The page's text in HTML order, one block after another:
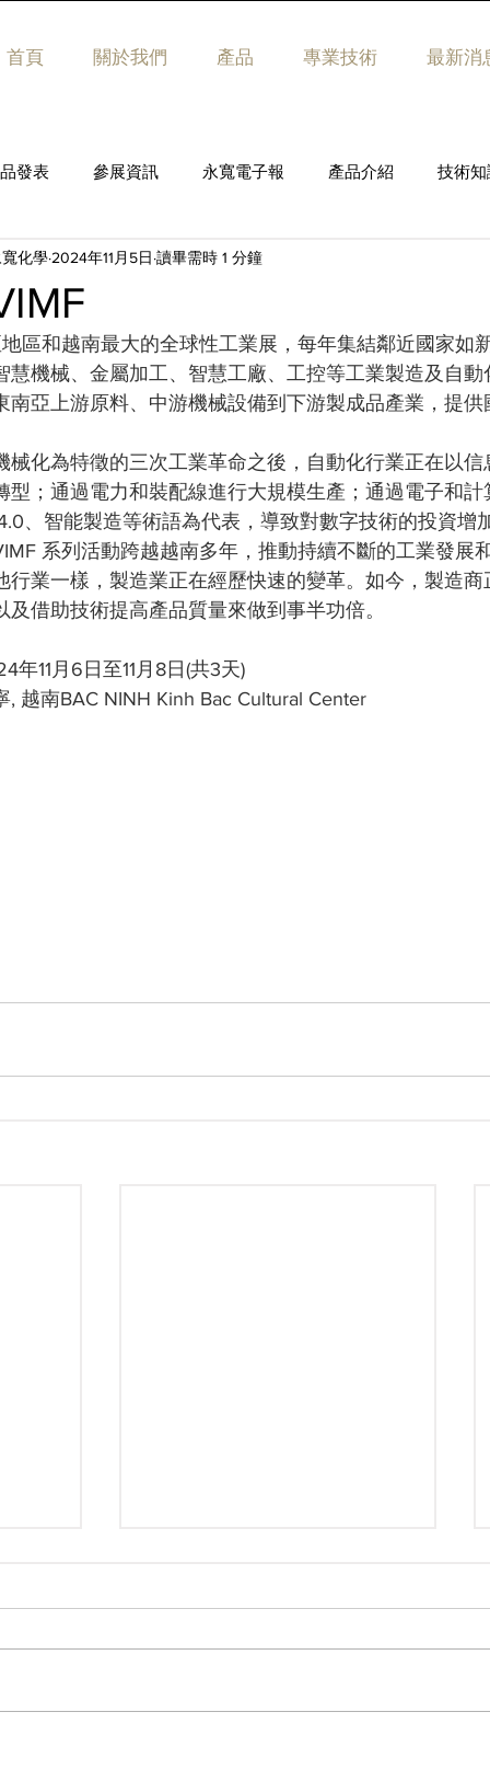
首頁 關於我們 產品 專業技術 最新消
發表 參展資訊 永寬電子報 產品介紹 技術知
化學 2024年11月5日 讀畢需時 1 分鐘
區和越南最大的全球性工業展，每年集結鄰近國家如
慧機械、金屬加工、智慧工廠、工控等工業製造及自
南亞上游原料、中游機械設備到下游製成品產業，提
械化為特徵的三次工業革命之後，自動化行業正在以
型；通過電力和裝配線進行大規模生產；通過電子和
、智能製造等術語為代表，導致對數字技術的投資增
系列活動跨越越南多年，推動持續不斷的工業發展
行業一樣，製造業正在經歷快速的變革。如今，製造
及借助技術提高產品質量來做到事半功倍。
年11月6日至11月8日(共3天)
, 越南BAC NINH Kinh Bac Cultural Center